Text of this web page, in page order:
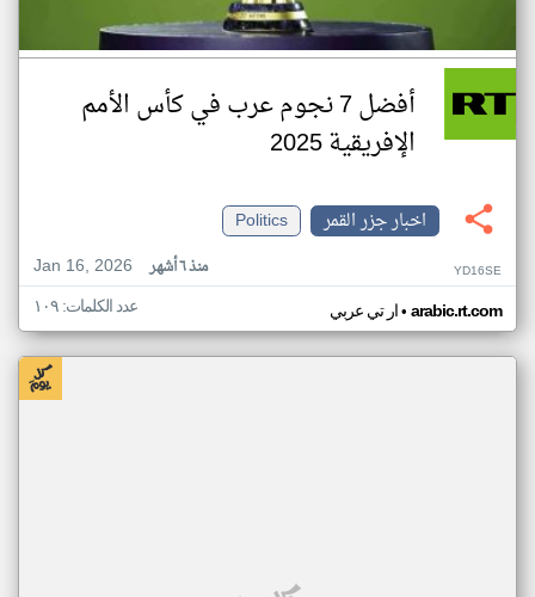
أفضل 7 نجوم عرب في كأس الأمم
الإفريقية 2025
اخبار جزر القمر
Politics
Jan 16, 2026
منذ ٦ أشهر YD16SE
ار تي عربي• arabic.rt.com عدد الكلمات: ١٠٩